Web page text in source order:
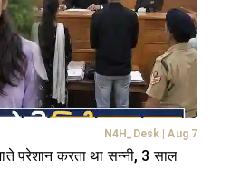
N4H_Desk | Aug 7
परेशान करता था सन्नी, 3 साल